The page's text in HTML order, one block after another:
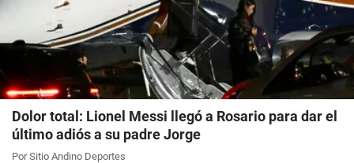
Dolor total: Lionel Messi llegó a Rosario para dar el
último adiós a su padre Jorge
Por Sitio Andino Deportes